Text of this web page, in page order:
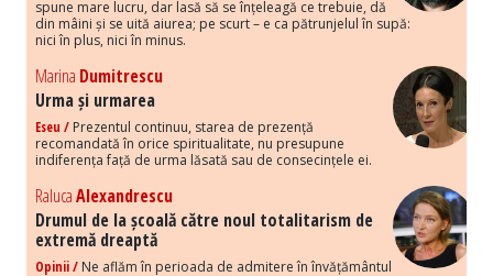
spune mare lucru, dar lasă să se înțeleagă ce trebuie, dă
din mâini și se uită aiurea; pe scurt – e ca pătrunjelul în supă:
nici în plus, nici în minus.
Marina Dumitrescu
Urma și urmarea
Eseu / Prezentul continuu, starea de prezență
recomandată în orice spiritualitate, nu presupune
indiferența față de urma lăsată sau de consecințele ei.
RalucaAlexandrescu
Drumul de la școală către noul totalitarism de
extremă dreaptă
Opinii / Ne aflăm în perioada de admitere în învățământul